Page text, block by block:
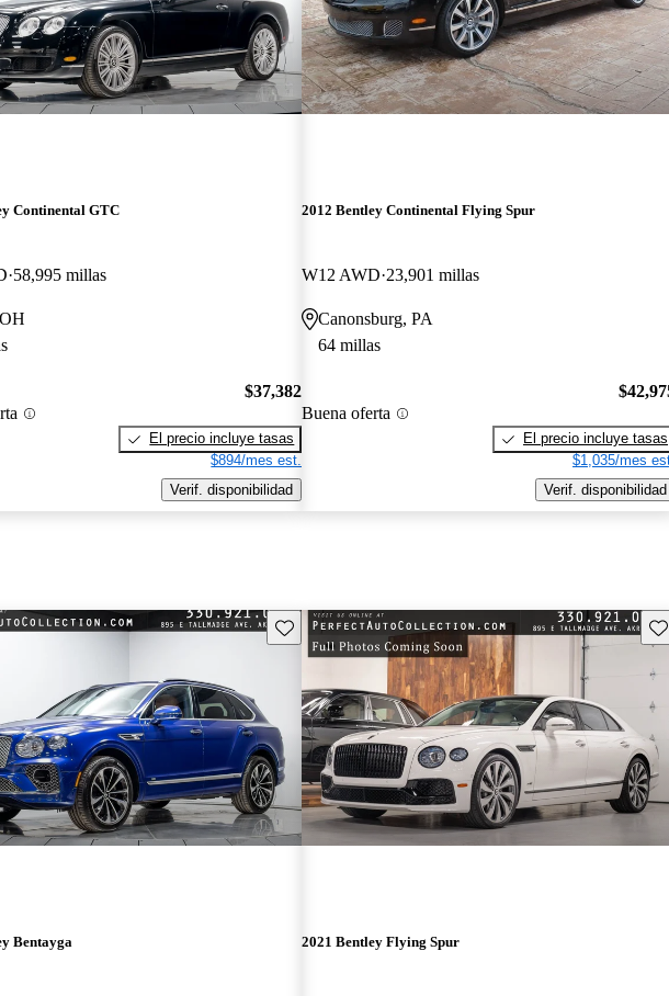
Continental GTC
58,995 millas
$37,382
El precio incluye tasas
$894/mes est.
Verif. disponibilidad
2012 Bentley Continental Flying Spur
W12 AWD 23,901 millas
Canonsburg, PA
64 millas
Buena oferta
El precio incluye tasas
$1,035/mes
Verif. disponibilidad
Guarda este Aviso
Bentayga 2021 Bentley Flying Spur